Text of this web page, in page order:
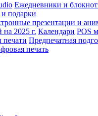
Ежедневники и
подарки
презентации и
на 2025 г. Календари POS
Предпечатная
печать